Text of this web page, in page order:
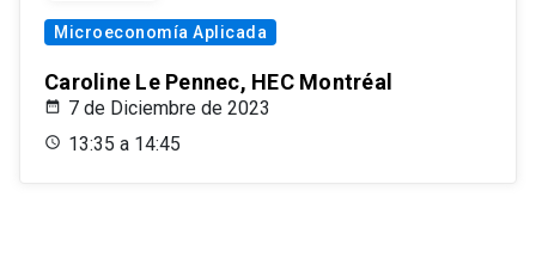
Microeconomía Aplicada
Caroline Le Pennec, HEC Montréal
7 de Diciembre de 2023
13:35 a 14:45